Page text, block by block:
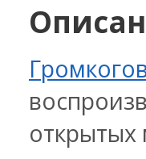
открытых